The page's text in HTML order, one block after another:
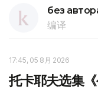
без
编译
17:45, 05 8月 2026
托卡耶夫选集